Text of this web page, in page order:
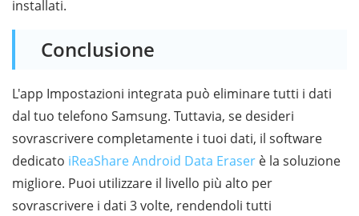
installati.
Conclusione
L'app Impostazioni integrata può eliminare tutti i dati
dal tuo telefono Samsung. Tuttavia, se desideri
sovrascrivere completamente i tuoi dati, il software
dedicato iReaShare Android Data Eraser è la soluzione
migliore. Puoi utilizzare il livello più alto per
sovrascrivere i dati 3 volte, rendendoli tutti